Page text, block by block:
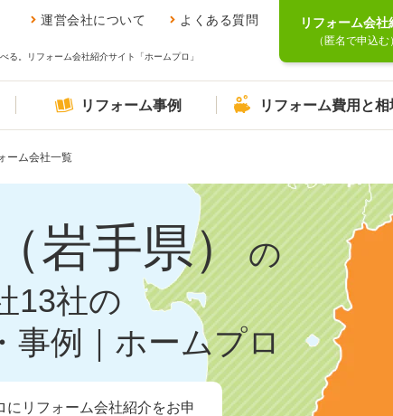
運営会社について よくある質問
る。リフォーム会社紹介サイト「ホームプロ」
リフォーム会社
（匿名で申込む
リフォーム事例 リフォーム費用と相
ーム会社一覧
岩手県）の
13社の
事例｜ホームプロ
にリフォーム会社紹介をお申